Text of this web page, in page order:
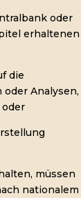
oder
erhaltenen
die
Analysen,
müssen
nationalem